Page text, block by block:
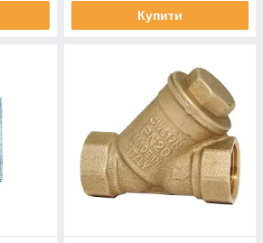
Купити